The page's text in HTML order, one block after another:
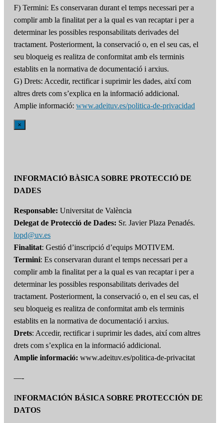
F) Termini: Es conservaran durant el temps necessari per a
complir amb la finalitat per a la qual es van recaptar i per a
determinar les possibles responsabilitats derivades del
tractament. Posteriorment, la conservació o, en el seu cas, el
seu bloqueig es realitza de conformitat amb els terminis
establits en la normativa de documentació i arxius.
G) Drets: Accedir, rectificar i suprimir les dades, així com
altres drets com s’explica en la informació addicional.
Amplie informació: www.adeituv.es/politica-de-privacidad
×
INFORMACIÓ BÀSICA SOBRE PROTECCIÓ DE
DADES
Responsable: Universitat de València
Delegat de Protecció de Dades: Sr. Javier Plaza Penadés.
lopd@uv.es
Finalitat: Gestió d’inscripció d’equips MOTIVEM.
Termini: Es conservaran durant el temps necessari per a
complir amb la finalitat per a la qual es van recaptar i per a
determinar les possibles responsabilitats derivades del
tractament. Posteriorment, la conservació o, en el seu cas, el
seu bloqueig es realitza de conformitat amb els terminis
establits en la normativa de documentació i arxius.
Drets: Accedir, rectificar i suprimir les dades, així com altres
drets com s’explica en la informació addicional.
Amplie informació: www.adeituv.es/politica-de-privacitat
—-
INFORMACIÓN BÁSICA SOBRE PROTECCIÓN DE
DATOS